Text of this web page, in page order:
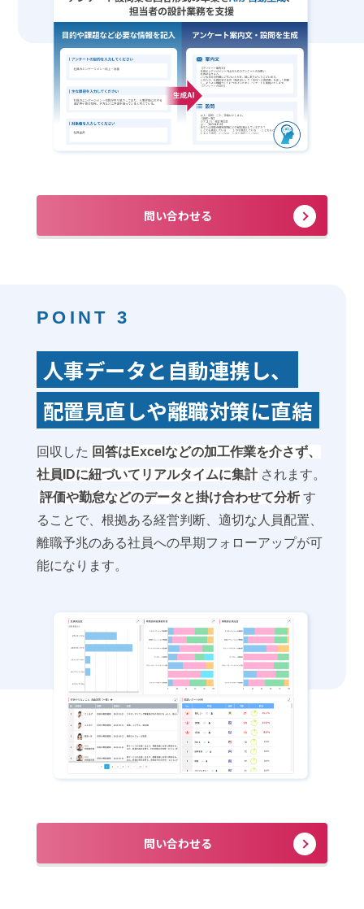
問い合わせる
POINT 3
人事データと自動連携し、
配置見直しや離職対策に直結
回収した 回答はExcelなどの加工作業を介さず、
社員IDに紐づいてリアルタイムに集計 されます。
評価や勤怠などのデータと掛け合わせて分析 す
ることで、根拠ある経営判断、適切な人員配置、
離職予兆のある社員への早期フォローアップが可
能になります。
問い合わせる